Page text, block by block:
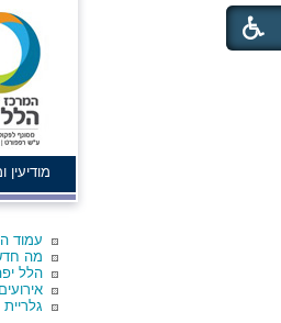
מודיעין
עמוד
מה
הלל
אירועים